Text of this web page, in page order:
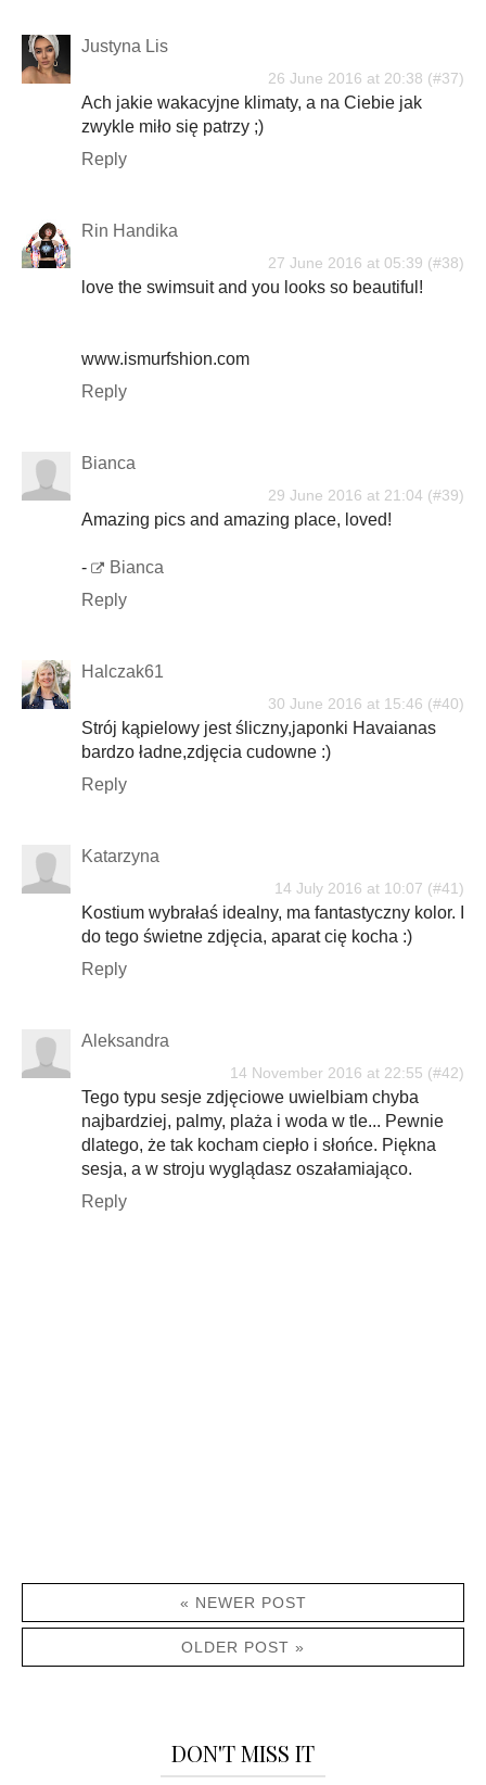
Justyna Lis
26 June 2016 at 20:38
Ach jakie wakacyjne klimaty, a na Ciebie jak
zwykle miło się patrzy ;)
Reply
Rin Handika
27 June 2016 at 05:39
love the swimsuit and you looks so beautiful!
www.ismurfshion.com
Reply
Bianca
29 June 2016 at 21:04
Amazing pics and amazing place, loved!
-
Bianca
Reply
Halczak61
30 June 2016 at 15:46
Strój kąpielowy jest śliczny,japonki Havaianas
bardzo ładne,zdjęcia cudowne :)
Reply
Katarzyna
14 July 2016 at 10:07
Kostium wybrałaś idealny, ma fantastyczny kolor. I
do tego świetne zdjęcia, aparat cię kocha :)
Reply
Aleksandra
14 November 2016 at 22:55
Tego typu sesje zdjęciowe uwielbiam chyba
najbardziej, palmy, plaża i woda w tle... Pewnie
dlatego, że tak kocham ciepło i słońce. Piękna
sesja, a w stroju wyglądasz oszałamiająco.
Reply
« NEWER POST
OLDER POST »
DON'T MISS IT